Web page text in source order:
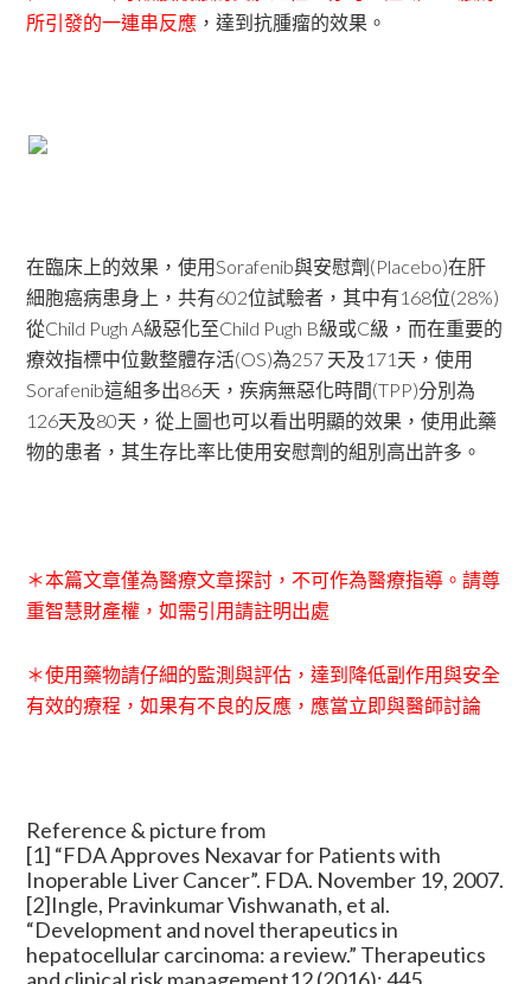
所引發的一連串反應 ，達到抗腫瘤的效果。
在臨床上的效果，使用Sorafenib與安慰劑(Placebo)在肝
細胞癌病患身上，共有602位試驗者，其中有168位(28%)
從Child Pugh A級惡化至Child Pugh B級或C級，而在重要的
療效指標中位數整體存活(OS)為257 天及171天，使用
Sorafenib這組多出86天，疾病無惡化時間(TPP)分別為
126天及80天，從上圖也可以看出明顯的效果，使用此藥
物的患者，其生存比率比使用安慰劑的組別高出許多。
＊本篇文章僅為醫療文章探討，不可作為醫療指導。請尊
重智慧財產權，如需引用請註明出處
＊使用藥物請仔細的監測與評估，達到降低副作用與安全
有效的療程，如果有不良的反應，應當立即與醫師討論
Reference & picture from
[1] “FDA Approves Nexavar for Patients with
Inoperable Liver Cancer”. FDA. November 19, 2007.
[2]Ingle, Pravinkumar Vishwanath, et al.
“Development and novel therapeutics in
hepatocellular carcinoma: a review.” Therapeutics